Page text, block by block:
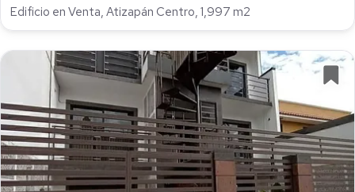
Edificio en Venta, Atizapán Centro, 1,997 m2